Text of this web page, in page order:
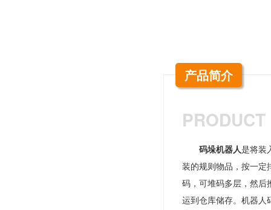
码垛机器人是将装
装的规则物品，按一定
码，可堆码多层，然后
运到仓库储存。机器人
产品简介